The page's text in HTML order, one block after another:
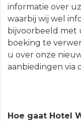
informatie over
waarbij wij wel
bijvoorbeeld met
boeking te
u over onze
aanbiedingen via
Hoe gaat Hotel